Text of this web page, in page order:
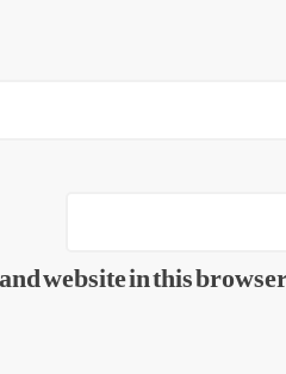
website in this